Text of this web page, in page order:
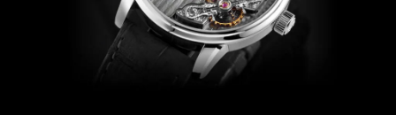
ブランド “グラスヒュッテ・オリジナル”につ
マニュファクチュールについて詳しくはこちら